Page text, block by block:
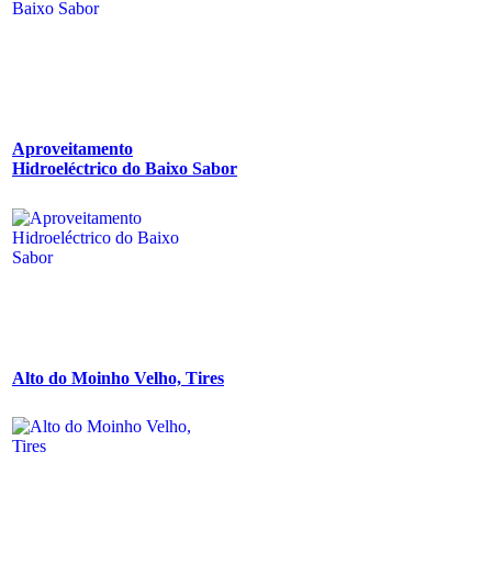
Aproveitamento
Hidroeléctrico do Baixo Sabor
Alto do Moinho Velho, Tires